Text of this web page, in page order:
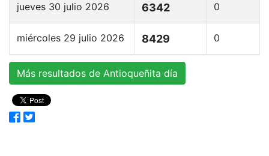
jueves 30 julio 2026 6342 0
miércoles 29 julio 2026 8429 0
Más resultados de Antioqueñita día